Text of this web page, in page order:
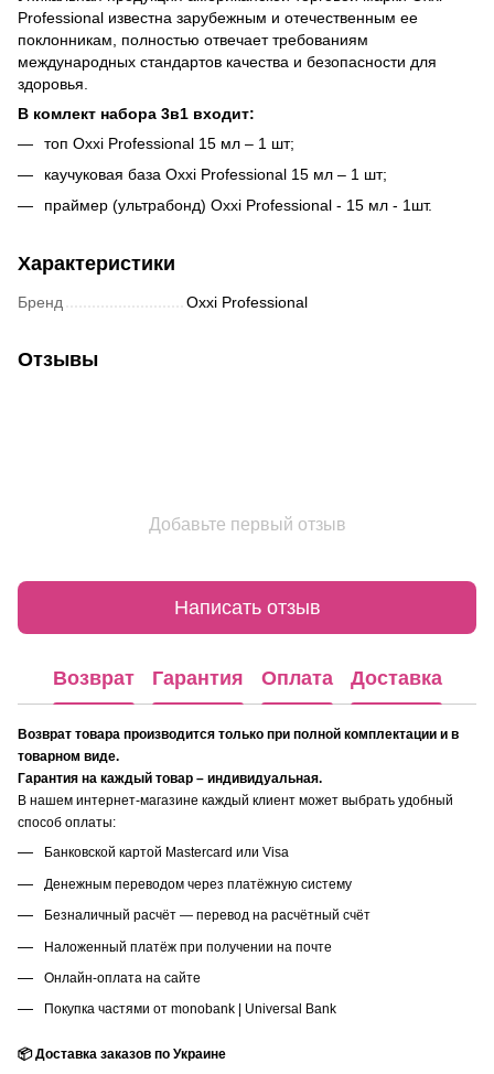
Professional известна зарубежным и отечественным ее
поклонникам, полностью отвечает требованиям
международных стандартов качества и безопасности для
здоровья.
В комлект набора 3в1 входит:
топ Oxxi Professional 15 мл – 1 шт;
каучуковая база Oxxi Professional 15 мл – 1 шт;
праймер (ультрабонд) Oxxi Professional - 15 мл - 1шт.
Характеристики
Бренд Oxxi Professional
Отзывы
Добавьте первый отзыв
Написать отзыв
Возврат Гарантия Оплата Доставка
Возврат товара производится только при полной комплектации и в
товарном виде.
Гарантия на каждый товар – индивидуальная.
В нашем интернет-магазине каждый клиент может выбрать удобный
способ оплаты:
Банковской картой Mastercard или Visa
Денежным переводом через платёжную систему
Безналичный расчёт — перевод на расчётный счёт
Наложенный платёж при получении на почте
Онлайн-оплата на сайте
Покупка частями от monobank | Universal Bank
📦 Доставка заказов по Украине